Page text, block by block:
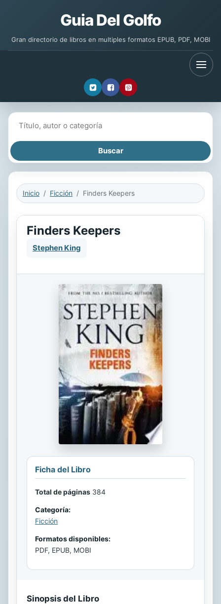
Guia Del Golfo
Gran directorio de libros en multiples formatos EPUB, PDF, MOBI
Inicio Ficción Finders Keepers
Finders Keepers
Stephen King
Ficha del Libro
Total de páginas 384
Categoría:
Ficción
Formatos disponibles:
PDF, EPUB, MOBI
Sinopsis del Libro